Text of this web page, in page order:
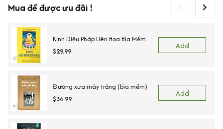
Mua để được ưu đãi !
Kinh Diệu Pháp Liên Hoa Bìa Mềm
$29.99
Add
Đường xưa mây trắng (bìa mềm)
$34.99
Add